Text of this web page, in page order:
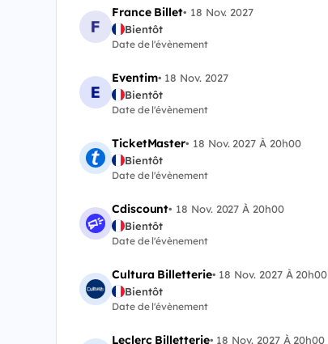
France Billet• 18 Nov. 2027
Bientôt
Date de l'évènement
Eventim• 18 Nov. 2027
Bientôt
Date de l'évènement
TicketMaster• 18 Nov. 2027 À 20h00
Bientôt
Date de l'évènement
Cdiscount• 18 Nov. 2027 À 20h00
Bientôt
Date de l'évènement
Cultura Billetterie• 18 Nov. 2027 À 20h00
Bientôt
Date de l'évènement
Leclerc Billetterie• 18 Nov. 2027 À 20h00